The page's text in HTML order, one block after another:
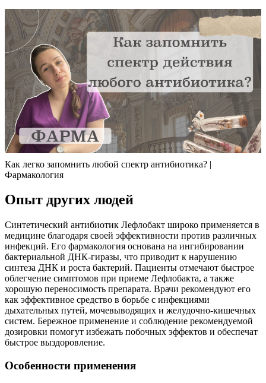
Как легко запомнить любой спектр антибиотика? |
Фармакология
Опыт других людей
Синтетический антибиотик Лефлобакт широко применяется в
медицине благодаря своей эффективности против различных
инфекций. Его фармакология основана на ингибировании
бактериальной ДНК-гиразы, что приводит к нарушению
синтеза ДНК и роста бактерий. Пациенты отмечают быстрое
облегчение симптомов при приеме Лефлобакта, а также
хорошую переносимость препарата. Врачи рекомендуют его
как эффективное средство в борьбе с инфекциями
дыхательных путей, мочевыводящих и желудочно-кишечных
систем. Бережное применение и соблюдение рекомендуемой
дозировки помогут избежать побочных эффектов и обеспечат
быстрое выздоровление.
Особенности применения